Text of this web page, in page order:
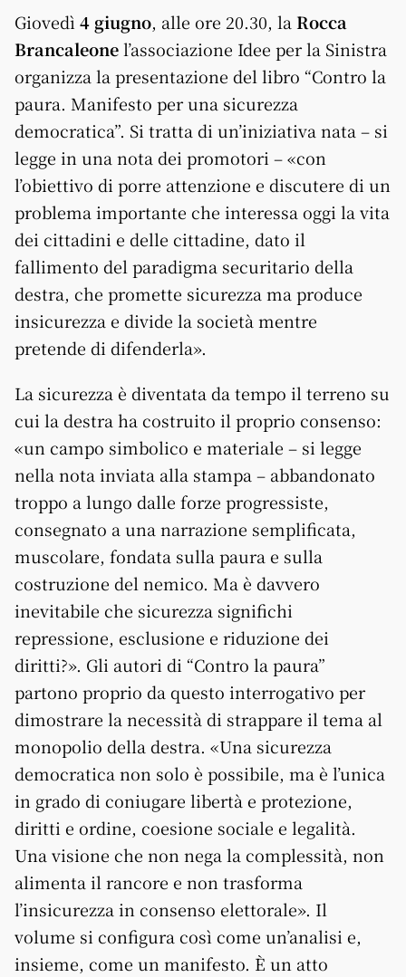
Giovedì 4 giugno, alle ore 20.30, la Rocca
Brancaleonel’associazione Idee per la Sinistra
organizza la presentazione del libro “Contro la
paura. Manifesto per una sicurezza
democratica”. Si tratta di un’iniziativa nata – si
legge in una nota dei promotori – «con
l’obiettivo di porre attenzione e discutere di un
problema importante che interessa oggi la vita
dei cittadini e delle cittadine, dato il
fallimento del paradigma securitario della
destra, che promette sicurezza ma produce
insicurezza e divide la società mentre
pretende di difenderla».
La sicurezza è diventata da tempo il terreno su
cui la destra ha costruito il proprio consenso:
«un campo simbolico e materiale – si legge
nella nota inviata alla stampa – abbandonato
troppo a lungo dalle forze progressiste,
consegnato a una narrazione semplificata,
muscolare, fondata sulla paura e sulla
costruzione del nemico. Ma è davvero
inevitabile che sicurezza significhi
repressione, esclusione e riduzione dei
diritti?». Gli autori di “Contro la paura”
partono proprio da questo interrogativo per
dimostrare la necessità di strappare il tema al
monopolio della destra. «Una sicurezza
democratica non solo è possibile, ma è l’unica
in grado di coniugare libertà e protezione,
diritti e ordine, coesione sociale e legalità.
Una visione che non nega la complessità, non
alimenta il rancore e non trasforma
l’insicurezza in consenso elettorale». Il
volume si configura così come un’analisi e,
insieme, come un manifesto. È un atto